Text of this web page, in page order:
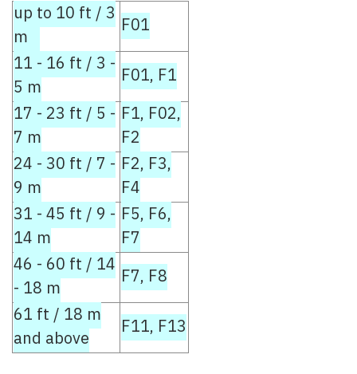
up to 10 ft / 3
m
F01
11 - 16 ft / 3 -
5 m
F01, F1
17 - 23 ft / 5 -
7 m
F1, F02,
F2
24 - 30 ft / 7 -
9 m
F2, F3,
F4
31 - 45 ft / 9 -
14 m
F5, F6,
F7
46 - 60 ft / 14
- 18 m
F7, F8
61 ft / 18 m
and above
F11, F13